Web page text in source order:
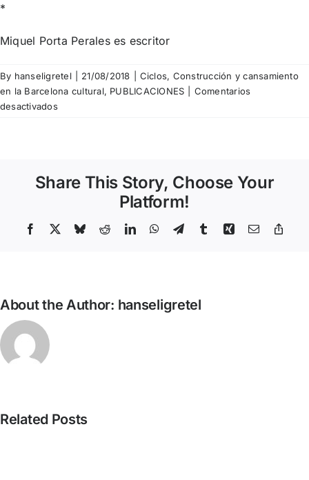
*
Miquel Porta Perales es escritor
By hanseligretel 21/08/2018 Ciclos, Construcción y cansamiento
en la Barcelona cultural, PUBLICACIONES
Comentarios
desactivadosen
Barcelona
Share This Story, Choose Your
Platform!
Facebook BlueskyRedditLinkedInWhatsApp
TelegramTumblrXing Email
About the Author: hanseligretel
Related Posts